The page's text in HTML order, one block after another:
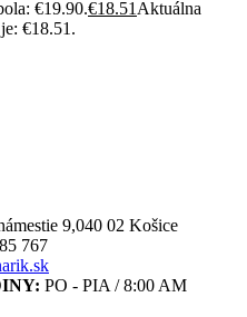
€19.90.€18.51 Aktuálna
€18.51.
9,040 02 Košice
767
PO - PIA / 8:00 AM